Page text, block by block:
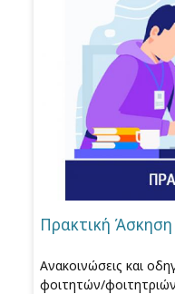
Πρακτική Άσκηση
Ανακοινώσεις και
φοιτητών/